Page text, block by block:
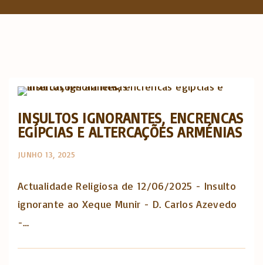
INSULTOS IGNORANTES, ENCRENCAS
EGÍPCIAS E ALTERCAÇÕES ARMÉNIAS
JUNHO 13, 2025
Actualidade Religiosa de 12/06/2025 - Insulto
ignorante ao Xeque Munir - D. Carlos Azevedo
-…